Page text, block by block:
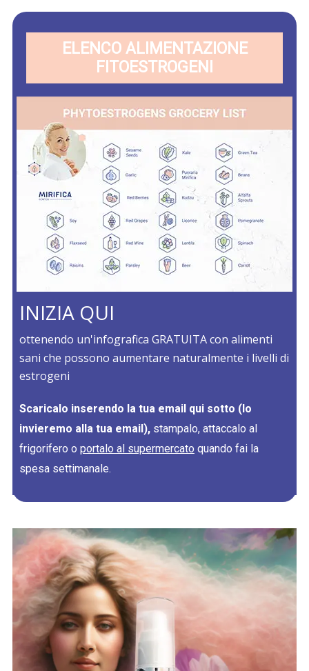
ELENCO ALIMENTAZIONE
FITOESTROGENI
INIZIA QUI
ottenendo un'infografica GRATUITA con alimenti
sani che possono aumentare naturalmente i livelli di
estrogeni
Scaricalo inserendo la tua email qui sotto (lo
invieremo alla tua email),stampalo, attaccalo al
frigorifero o portalo al supermercato quando fai la
spesa settimanale.